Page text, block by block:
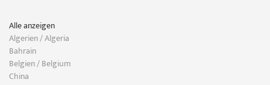
Alle anzeigen
Algerien / Algeria
Bahrain
Belgien / Belgium
China